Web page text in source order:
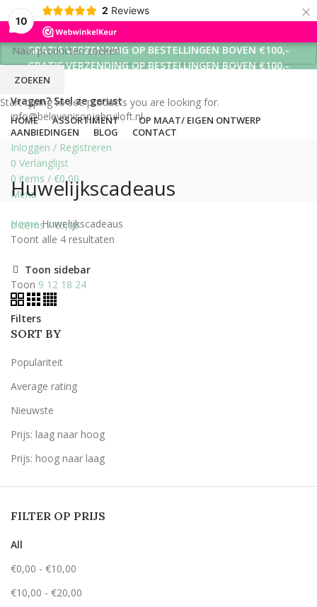
10
2 Reviews ×
GRATIS VERZENDING OP BESTELLINGEN BOVEN €100,-
GRATIS VERZENDING OP BESTELLINGEN BOVEN €100,-
GRATIS VERZENDING OP BESTELLINGEN BOVEN €100,-
Vragen? Stel ze gerust
info@belevenisopjebruiloft.nl
Inloggen / Registreren
0 Verlanglijst
0 items / €0,00
Menu
0items / €0,00
HOME ASSORTIMENT
OP MAAT/ EIGEN ONTWERP
AANBIEDINGEN
BLOG CONTACT
Huwelijkscadeaus
HomeHuwelijkscadeaus
Toont alle 4 resultaten
Toon sidebar
Toon 9 12 18 24
Filters
SORT BY
Populariteit
Average rating
Nieuwste
Prijs: laag naar hoog
Prijs: hoog naar laag
FILTER OP PRIJS
All
€0,00 - €10,00
€10,00 - €20,00
ZOEKEN
Start typing to see products you are looking for.